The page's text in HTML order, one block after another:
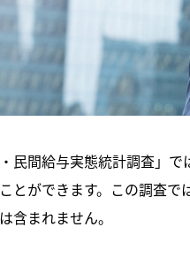
民間給与実態統計調査」
とができます。この調査
含まれません。